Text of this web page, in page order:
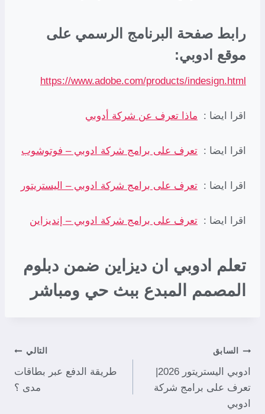
رابط صفحة البرنامج الرسمي على
موقع ادوبي:
https://www.adobe.com/products/indesign.html
اقرا ايضا : ماذا تعرف عن شركة أدوبي
اقرا ايضا : تعرف على برامج شركة ادوبي – فوتوشوب
اقرا ايضا : تعرف على برامج شركة ادوبي – اليستريتور
اقرا ايضا : تعرف على برامج شركة ادوبي – إنديزاين
تعلم ادوبي ان ديزاين ضمن دبلوم
المصمم المبدع ببث حي ومباشر
السابق
ادوبي اليستريتور 2026|
تعرف على برامج شركة
ادوبي
التالي
طريقة الدفع عبر بطاقات
مدى ؟